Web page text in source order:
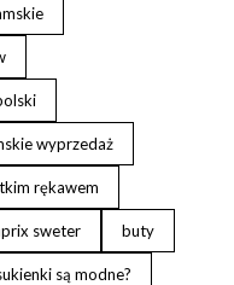
wyprzedaż
rękawem
sweter buty
są modne?